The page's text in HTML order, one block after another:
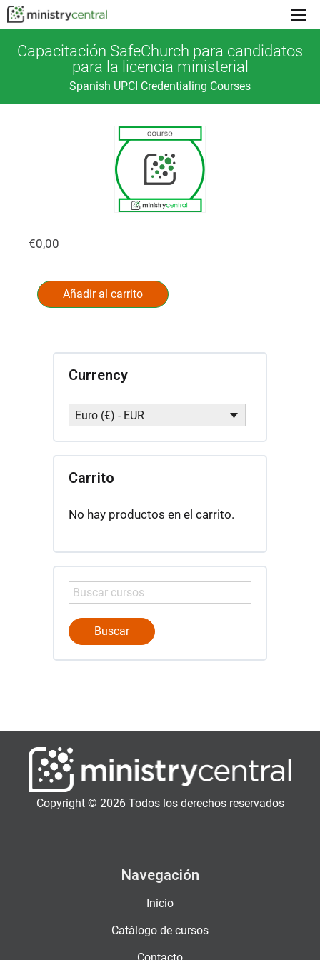
Menu
Capacitación SafeChurch para candidatos
para la licencia ministerial
Spanish UPCI Credentialing Courses
€0,00
SafeChurch
para
licencia
cantidad
Añadir al carrito
Currency
Euro (€) - EUR
Carrito
No hay productos en el carrito.
Copyright © 2026 Todos los derechos reservados
Navegación
Inicio
Catálogo de cursos
Contacto